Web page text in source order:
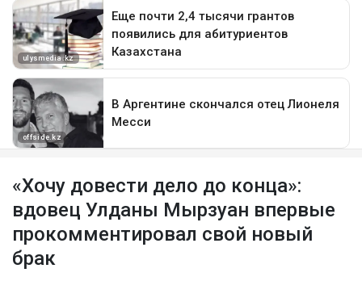
«Хочу довести дело до конца»:
вдовец Улданы Мырзуан впервые
прокомментировал свой новый
брак